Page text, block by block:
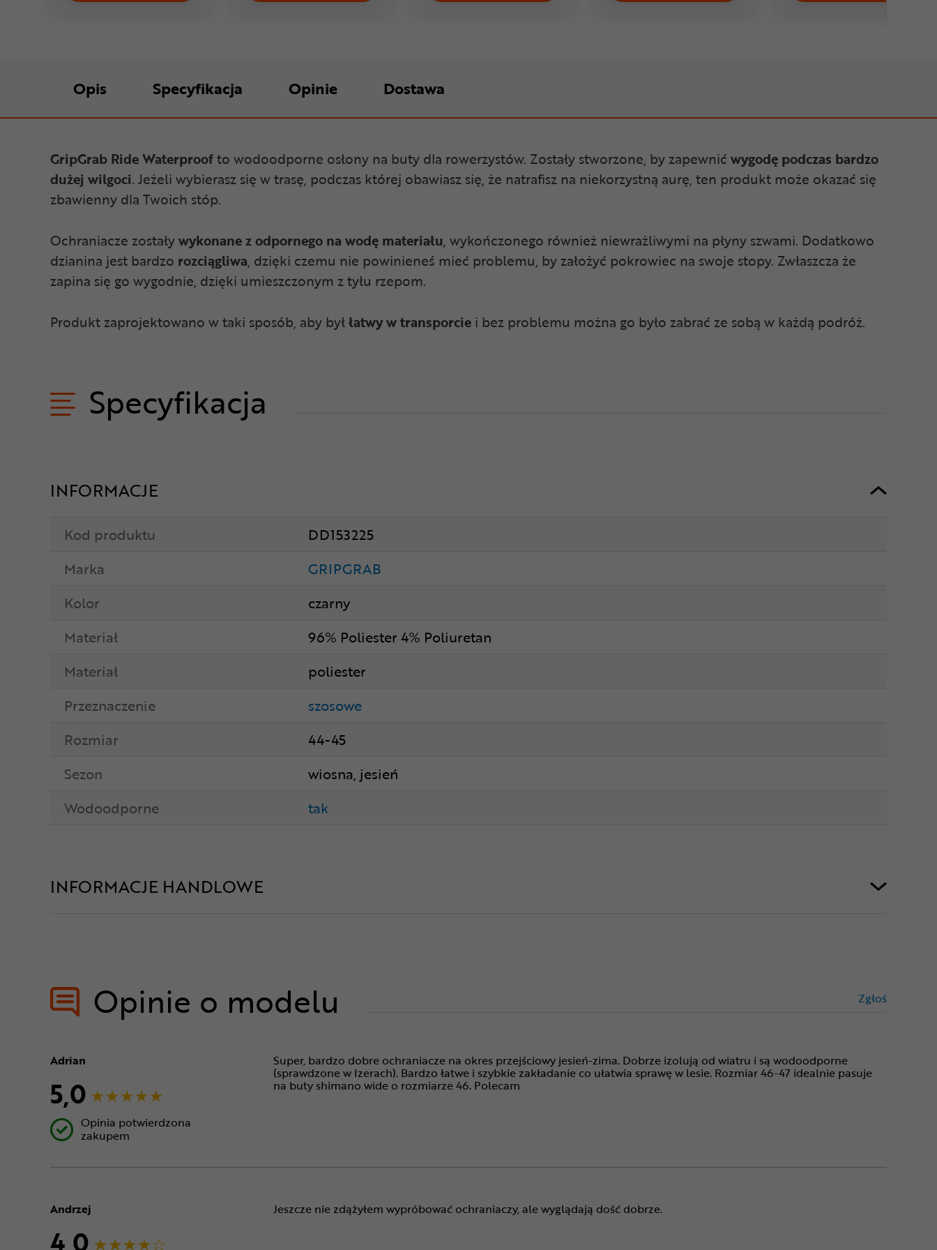
Opis Specyfikacja Opinie Dostawa
GripGrab Ride Waterproofto wodoodporne osłony na buty dla rowerzystów. Zostały stworzone, by zapewnić wygodę podczas bardzo
dużej wilgoci. Jeżeli wybierasz się w trasę, podczas której obawiasz się, że natrafisz na niekorzystną aurę, ten produkt może okazać się
zbawienny dla Twoich stóp.
Ochraniacze zostaływykonane z odpornego na wodę materiału, wykończonego również niewrażliwymi na płyny szwami. Dodatkowo
dzianina jest bardzo rozciągliwa, dzięki czemu nie powinieneś mieć problemu, by założyć pokrowiec na swoje stopy. Zwłaszcza że
zapina się go wygodnie, dzięki umieszczonym z tyłu rzepom.
Produkt zaprojektowano w taki sposób, aby byłłatwy w transporcie i bez problemu można go było zabrać ze sobą w każdą podróż.
Specyfikacja
INFORMACJE
Kod produktu
DD153225
Marka
GRIPGRAB
Kolor
czarny
Materiał
96% Poliester 4% Poliuretan
Materiał
poliester
Przeznaczenie
szosowe
Rozmiar
44-45
Sezon
wiosna, jesień
Wodoodporne
tak
INFORMACJE HANDLOWE
Opinie o modelu Zgłoś
Adrian
5,0
Opinia potwierdzona
zakupem
Super, bardzo dobre ochraniacze na okres przejściowy jesień-zima. Dobrze izolują od wiatru i są wodoodporne
(sprawdzone w Izerach). Bardzo łatwe i szybkie zakładanie co ułatwia sprawę w lesie. Rozmiar 46-47 idealnie pasuje
na buty shimano wide o rozmiarze 46. Polecam
Andrzej
4,0
Jeszcze nie zdążyłem wypróbować ochraniaczy, ale wyglądają dość dobrze.